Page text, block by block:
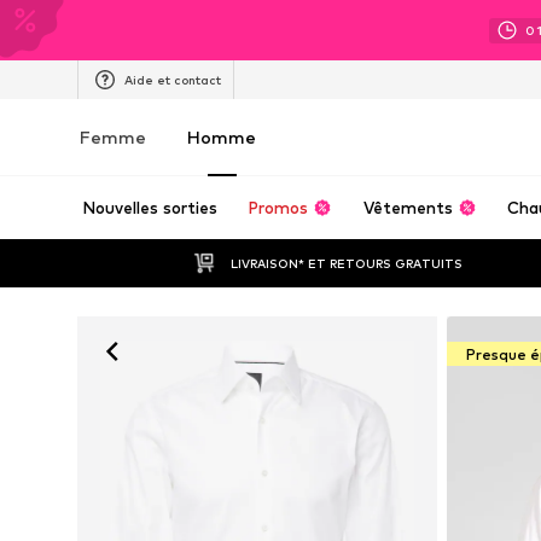
01
Aide et contact
Femme Homme
Nouvelles sorties Promos Vêtements
LIVRAISON* ET RETOURS GRATUITS
Presque